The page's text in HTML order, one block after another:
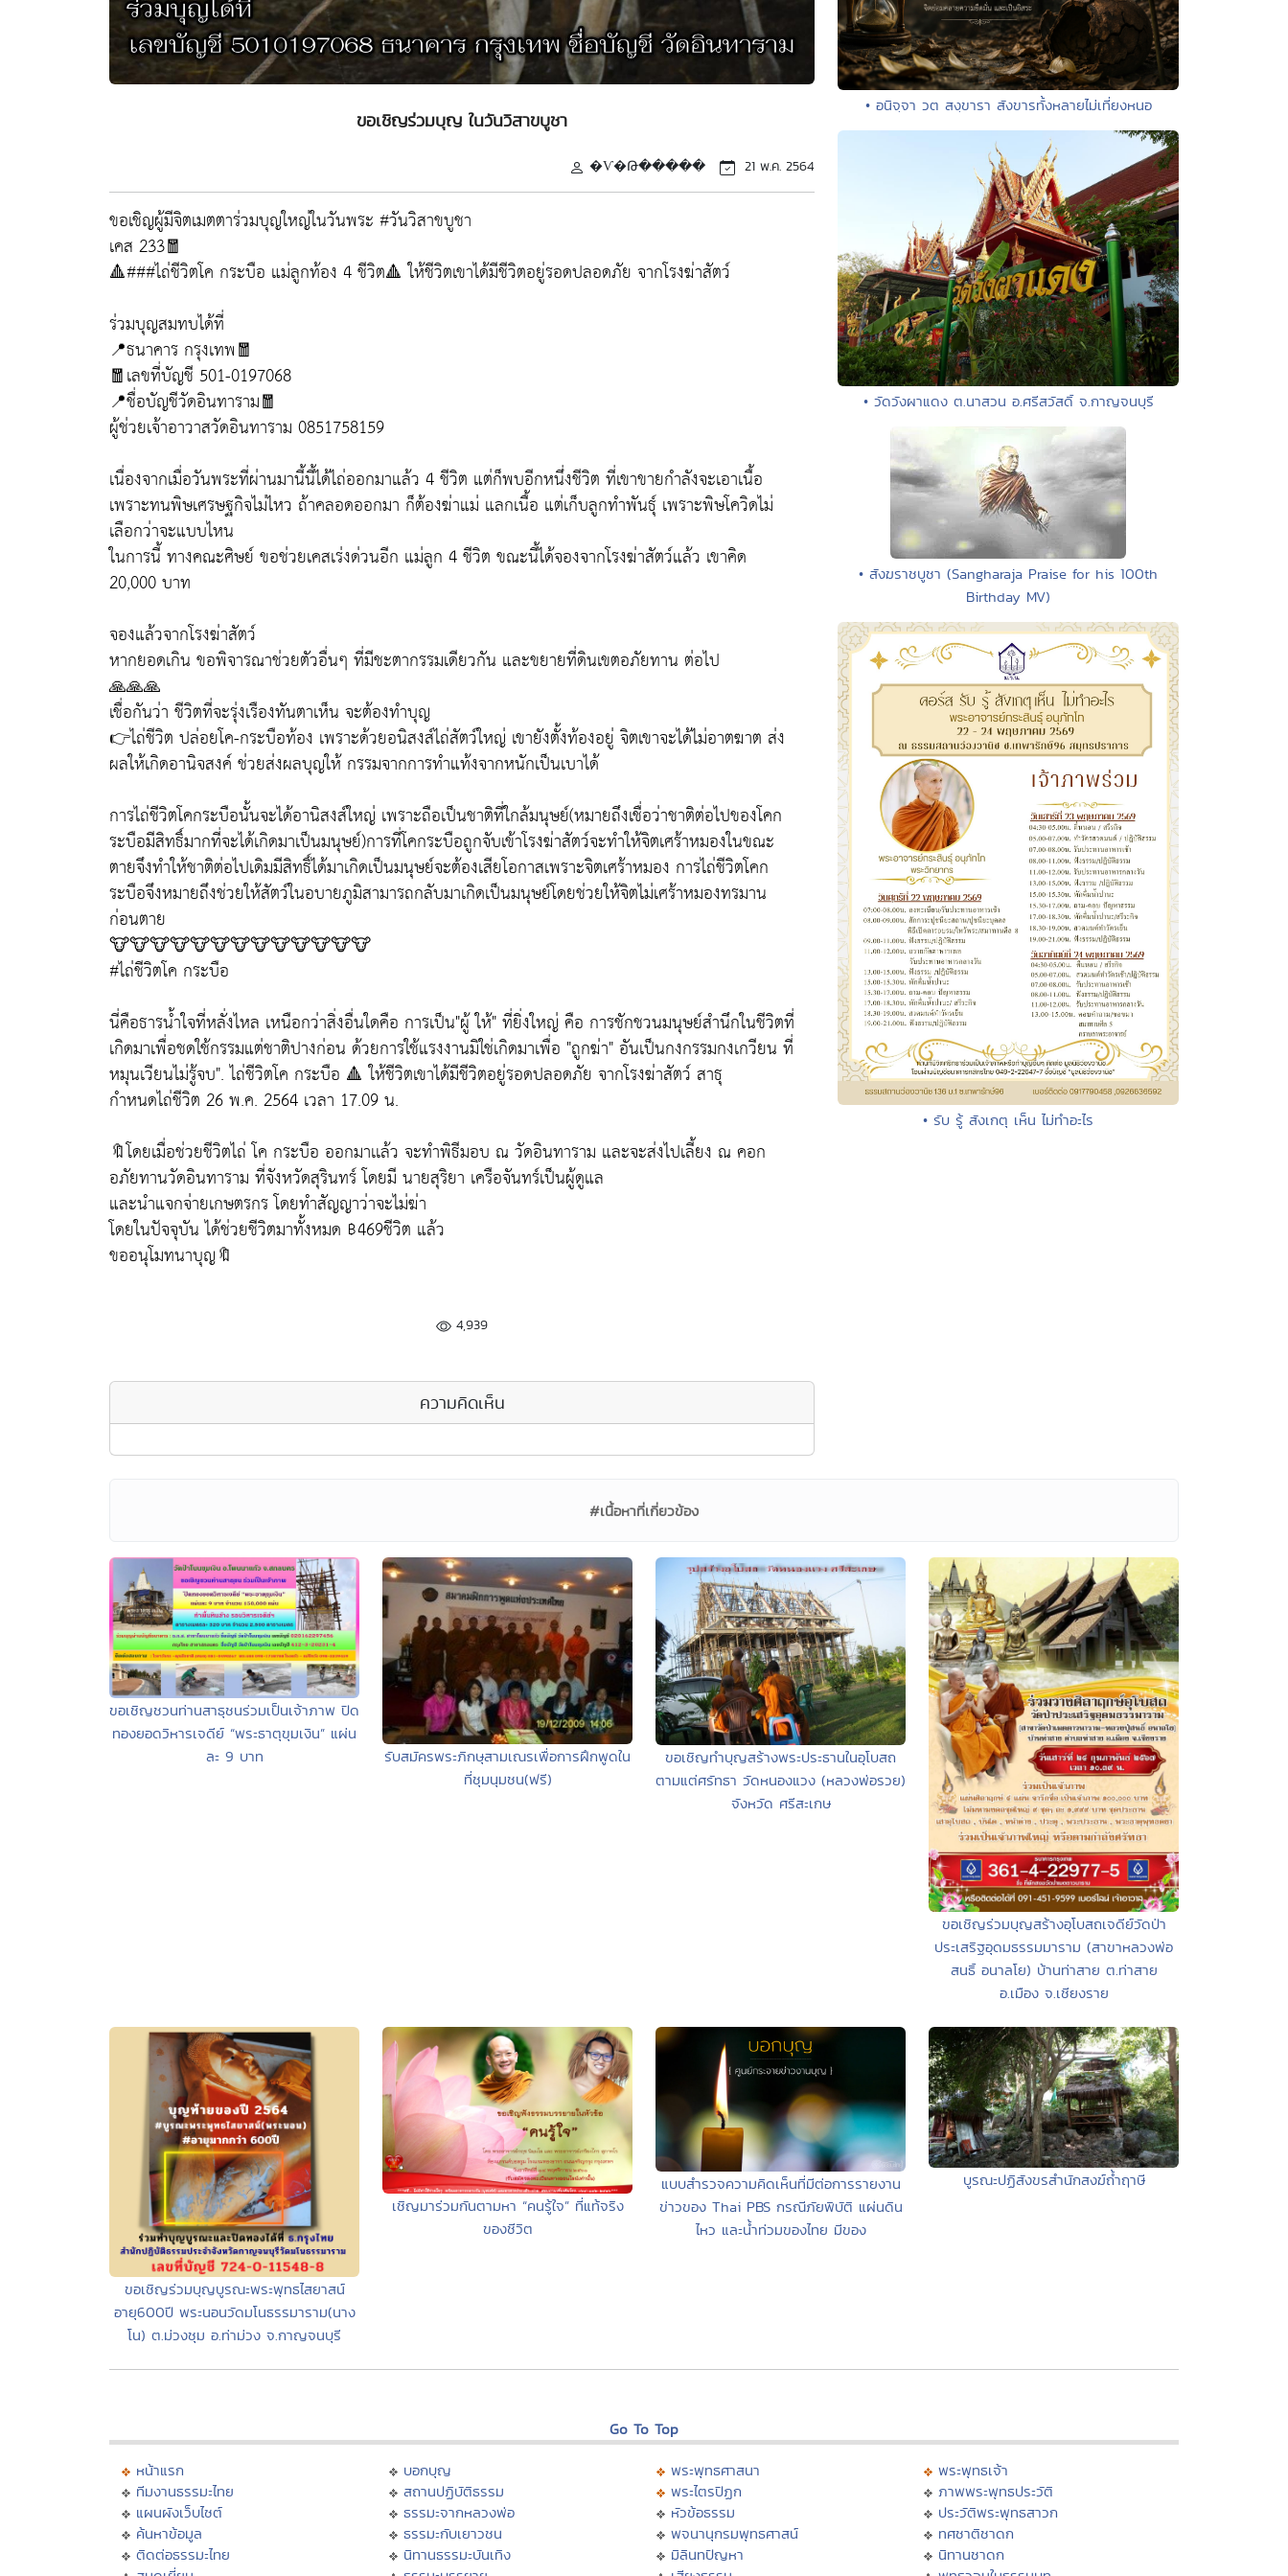
ขอเชิญร่วมบุญ ในวันวิสาขบูชา
�Ѵ�Թ����� 21 พ.ค. 2564
ขอเชิญผู้มีจิตเมตตาร่วมบุญใหญ่ในวันพระ #วันวิสาขบูชา
เคส 233🧧
🔺###ไถ่ชีวิตโค กระบือ แม่ลูกท้อง 4 ชีวิต🔺 ให้ชีวิตเขาได้มีชีวิตอยู่รอดปลอดภัย จากโรงฆ่าสัตว์
ร่วมบุญสมทบได้ที่
📍ธนาคาร กรุงเทพ🧧
🧧เลขที่บัญชี 501-0197068
📍ชื่อบัญชีวัดอินทาราม🧧
ผู้ช่วยเจ้าอาวาสวัดอินทาราม 0851758159
เนื่องจากเมื่อวันพระที่ผ่านมานี้นี้ได้ไถ่ออกมาแล้ว 4 ชีวิต แต่ก็พบอีกหนึ่งชีวิต ที่เขาขายกำลังจะเอาเนื้อ
เพราะทนพิษเศรษฐกิจไม่ไหว ถ้าคลอดออกมา ก็ต้องฆ่าแม่ แลกเนื้อ แต่เก็บลูกทำพันธ์ุ เพราะพิษโควิดไม่
เลือกว่าจะแบบไหน
ในการนี้ ทางคณะศิษย์ ขอช่วยเคสเร่งด่วนอีก แม่ลูก 4 ชีวิต ขณะนี้ได้จองจากโรงฆ่าสัตว์แล้ว เขาคิด
20,000 บาท
จองแล้วจากโรงฆ่าสัตว์
หากยอดเกิน ขอพิจารณาช่วยตัวอื่นๆ ที่มีชะตากรรมเดียวกัน และขยายที่ดินเขตอภัยทาน ต่อไป
🙏🙏🙏
เชื่อกันว่า ชีวิตที่จะรุ่งเรืองทันตาเห็น จะต้องทำบุญ
👉ไถ่ชีวิต ปล่อยโค-กระบือท้อง เพราะด้วยอนิสงส์ไถ่สัตว์ใหญ่ เขายังตั้งท้องอยู่ จิตเขาจะได้ไม่อาตฆาต ส่ง
ผลให้เกิดอานิจสงค์ ช่วยส่งผลบุญให้ กรรมจากการทำแท้งจากหนักเป็นเบาได้
การไถ่ชีวิตโคกระบือนั้นจะได้อานิสงส์ใหญ่ เพราะถือเป็นชาติที่ใกล้มนุษย์(หมายถึงเชื่อว่าชาติต่อไปของโคก
ระบือมีสิทธิ์มากที่จะได้เกิดมาเป็นมนุษย์)การที่โคกระบือถูกจับเข้าโรงฆ่าสัตว์จะทำให้จิตเศร้าหมองในขณะ
ตายจึงทำให้ชาติต่อไปเดิมมีสิทธิ์ได้มาเกิดเป็นมนุษย์จะต้องเสียโอกาสเพราะจิตเศร้าหมอง การไถ่ชีวิตโคก
ระบือจึงหมายถึงช่วยให้สัตว์ในอบายภูมิสามารถกลับมาเกิดเป็นมนุษย์โดยช่วยให้จิตไม่เศร้าหมองทรมาน
ก่อนตาย
🐮🐮🐮🐮🐮🐮🐮🐮🐮🐮🐮🐮🐮
#ไถ่ชีวิตโค กระบือ
นี่คือธารน้ำใจที่หลั่งไหล เหนือกว่าสิ่งอื่นใดคือ การเป็น"ผู้ ให้" ที่ยิ่งใหญ่ คือ การชักชวนมนุษย์สำนึกในชีวิตที่
เกิดมาเพื่อชดใช้กรรมแต่ชาติปางก่อน ด้วยการใช้แรงงานมิใช่เกิดมาเพื่อ "ถูกฆ่า" อันเป็นกงกรรมกงเกวียน ที่
หมุนเวียนไม่รู้จบ". ไถ่ชีวิตโค กระบือ 🔺 ให้ชีวิตเขาได้มีชีวิตอยู่รอดปลอดภัย จากโรงฆ่าสัตว์ สาธุ
กำหนดไถ่ชีวิต 26 พ.ค. 2564 เวลา 17.09 น.
🔖โดยเมื่อช่วยชีวิตไถ่ โค กระบือ ออกมาเเล้ว จะทำพิธีมอบ ณ วัดอินทาราม และจะส่งไปเลี้ยง ณ คอก
อภัยทานวัดอินทาราม ที่จังหวัดสุรินทร์ โดยมี นายสุริยา เครือจันทร์เป็นผู้ดูแล
และนำแจกจ่ายเกษตรกร โดยทำสัญญาว่าจะไม่ฆ่า
โดยในปัจจุบัน ได้ช่วยชีวิตมาทั้งหมด ฿469ชีวิต แล้ว
ขออนุโมทนาบุญ🔖
4,939
ความคิดเห็น
• อนิจฺจา วต สงฺขารา สังขารทั้งหลายไม่เที่ยงหนอ
• วัดวังผาแดง ต.นาสวน อ.ศรีสวัสดิ์ จ.กาญจนบุรี
• สังฆราชบูชา (Sangharaja Praise for his 100th
Birthday MV)
• รับ รู้ สังเกตุ เห็น ไม่ทำอะไร
#เนื้อหาที่เกี่ยวข้อง
ขอเชิญชวนท่านสาธุชนร่วมเป็นเจ้าภาพ ปิด
ทองยอดวิหารเจดีย์ “พระธาตุขุมเงิน” แผ่น
ละ 9 บาท
รับสมัครพระภิกษุสามเณรเพื่อการฝึกพูดใน
ที่ชุมนุมชน(ฟรี)
ขอเชิญทำบุญสร้างพระประธานในอุโบสถ
ตามแต่ศรัทธา วัดหนองแวง (หลวงพ่อรวย)
จังหวัด ศรีสะเกษ
ขอเชิญร่วมบุญสร้างอุโบสถเจดีย์วัดป่า
ประเสริฐอุดมธรรมมาราม (สาขาหลวงพ่อ
สนธิ์ อนาลโย) บ้านท่าสาย ต.ท่าสาย
อ.เมือง จ.เชียงราย
ขอเชิญร่วมบุญบูรณะพระพุทธไสยาสน์
อายุ600ปี พระนอนวัดมโนธรรมาราม(นาง
โน) ต.ม่วงชุม อ.ท่าม่วง จ.กาญจนบุรี
เชิญมาร่วมกันตามหา “คนรู้ใจ” ที่แท้จริง
ของชีวิต
แบบสำรวจความคิดเห็นที่มีต่อการรายงาน
ข่าวของ Thai PBS กรณีภัยพิบัติ แผ่นดิน
ไหว และน้ำท่วมของไทย มีของ
บูรณะปฏิสังขรสำนักสงฆ์ถ้ำฤาษี
Go To Top
หน้าแรก
ทีมงานธรรมะไทย
แผนผังเว็บไซต์
ค้นหาข้อมูล
ติดต่อธรรมะไทย
บอกบุญ
สถานปฏิบัติธรรม
ธรรมะจากหลวงพ่อ
ธรรมะกับเยาวชน
นิทานธรรมะบันเทิง
พระพุทธศาสนา
พระไตรปิฏก
หัวข้อธรรม
พจนานุกรมพุทธศาสน์
มิลินทปัญหา
พระพุทธเจ้า
ภาพพระพุทธประวัติ
ประวัติพระพุทธสาวก
ทศชาติชาดก
นิทานชาดก